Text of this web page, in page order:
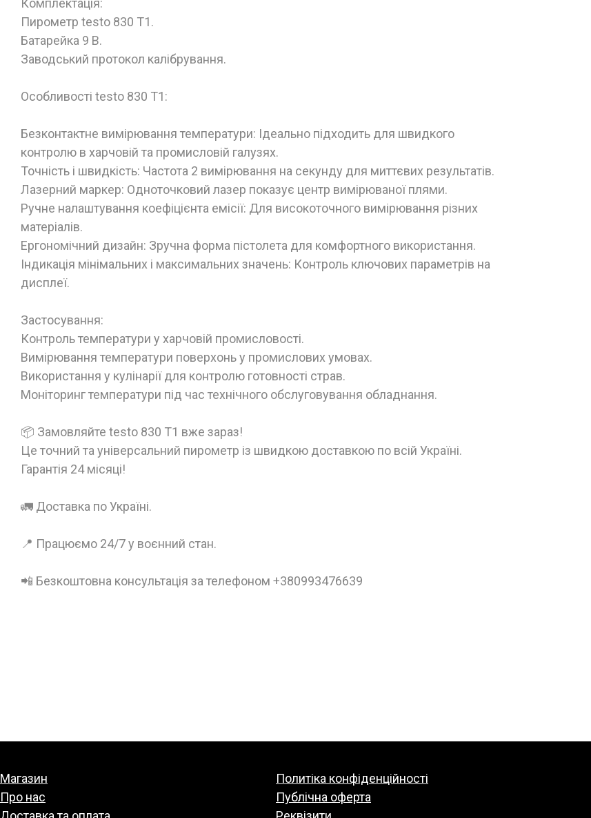
Комплектація:
Пирометр testo 830 Т1.
Батарейка 9 В.
Заводський протокол калібрування.
Особливості testo 830 Т1:
Безконтактне вимірювання температури: Ідеально підходить для швидкого
контролю в харчовій та промисловій галузях.
Точність і швидкість: Частота 2 вимірювання на секунду для миттєвих результатів.
Лазерний маркер: Одноточковий лазер показує центр вимірюваної плями.
Ручне налаштування коефіцієнта емісії: Для високоточного вимірювання різних
матеріалів.
Ергономічний дизайн: Зручна форма пістолета для комфортного використання.
Індикація мінімальних і максимальних значень: Контроль ключових параметрів на
дисплеї.
Застосування:
Контроль температури у харчовій промисловості.
Вимірювання температури поверхонь у промислових умовах.
Використання у кулінарії для контролю готовності страв.
Моніторинг температури під час технічного обслуговування обладнання.
📦 Замовляйте testo 830 Т1 вже зараз!
Це точний та універсальний пирометр із швидкою доставкою по всій Україні.
Гарантія 24 місяці!
🚛 Доставка по Україні.
📍 Працюємо 24/7 у воєнний стан.
📲 Безкоштовна консультація за телефоном +380993476639
Магазин
Про нас
Политіка конфіденційності
Публічна оферта